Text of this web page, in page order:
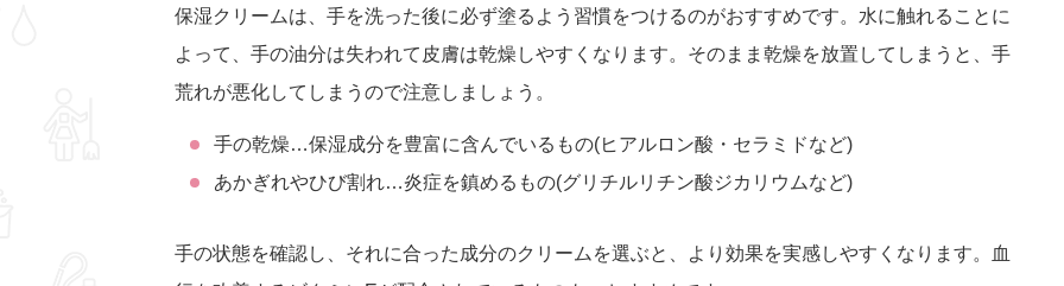
保湿クリームは、手を洗った後に必ず塗るよう習慣をつけるのがおすすめです。水に触れることに
よって、手の油分は失われて皮膚は乾燥しやすくなります。そのまま乾燥を放置してしまうと、手
荒れが悪化してしまうので注意しましょう。
手の乾燥…保湿成分を豊富に含んでいるもの(ヒアルロン酸・セラミドなど)
あかぎれやひび割れ…炎症を鎮めるもの(グリチルリチン酸ジカリウムなど)
手の状態を確認し、それに合った成分のクリームを選ぶと、より効果を実感しやすくなります。血